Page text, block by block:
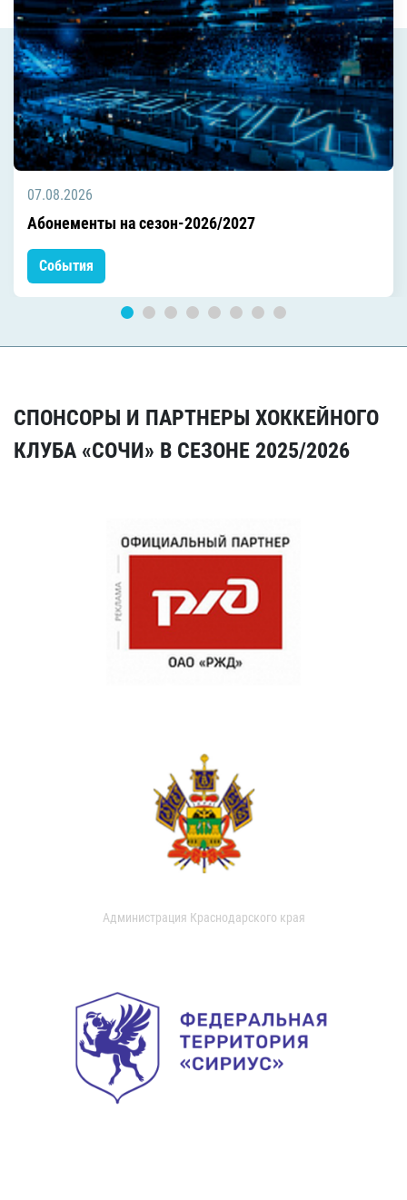
07.08.2026
Абонементы на сезон-2026/2027
События
СПОНСОРЫ И ПАРТНЕРЫ ХОККЕЙНОГО
КЛУБА «СОЧИ» В СЕЗОНЕ 2025/2026
Администрация Краснодарского края